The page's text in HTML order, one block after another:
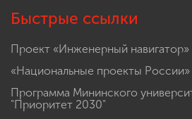
Быстрые ссылки
Проект «Инженерный навигатор»
«Национальные проекты России»
Программа Мининского
"Приоритет 2030"